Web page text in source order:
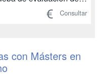
que será
por el
aptitud, pe...
Consultar
con Másters en